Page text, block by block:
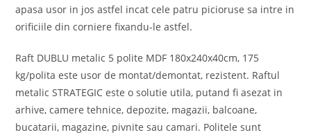
apasa usor in jos astfel incat cele patru picioruse sa intre in
orificiile din corniere fixandu-le astfel.
Raft DUBLU metalic 5 polite MDF 180x240x40cm, 175
kg/polita este usor de montat/demontat, rezistent. Raftul
metalic STRATEGIC este o solutie utila, putand fi asezat in
arhive, camere tehnice, depozite, magazii, balcoane,
bucatarii, magazine, pivnite sau camari. Politele sunt